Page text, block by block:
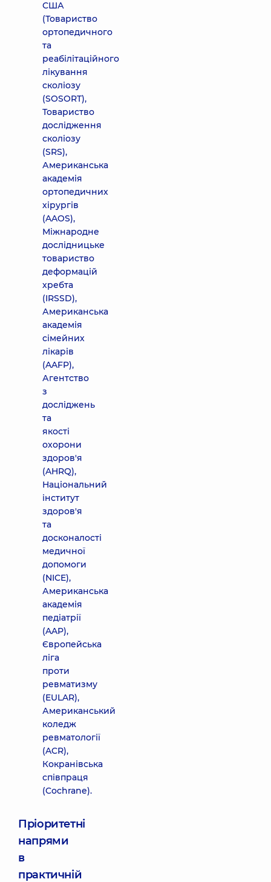
США
(Товариство
ортопедичного
та
реабілітаційного
лікування
сколіозу
(SOSORT),
Товариство
дослідження
сколіозу
(SRS),
Американська
академія
ортопедичних
хірургів
(AAOS),
Міжнародне
дослідницьке
товариство
деформацій
хребта
(IRSSD),
Американська
академія
сімейних
лікарів
(AAFP),
Агентство
з
досліджень
та
якості
охорони
здоров'я
(AHRQ),
Національний
інститут
здоров'я
та
досконалості
медичної
допомоги
(NICE),
Американська
академія
педіатрії
(AAP),
Європейська
ліга
проти
ревматизму
(EULAR),
Американський
коледж
ревматології
(ACR),
Кокранівська
співпраця
(Cochrane).
Пріоритетні
напрями
в
практичній